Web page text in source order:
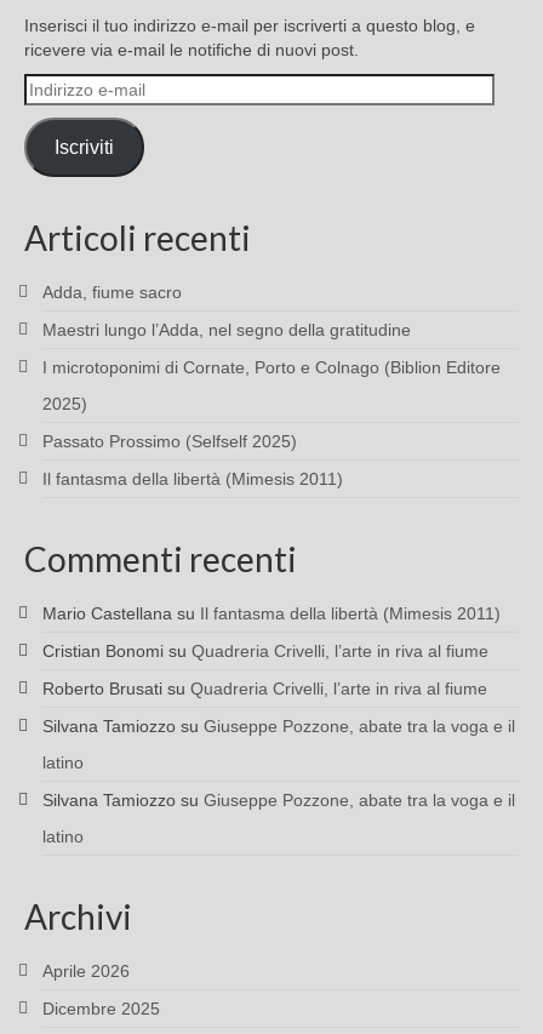
Inserisci il tuo indirizzo e-mail per iscriverti a questo blog, e
ricevere via e-mail le notifiche di nuovi post.
Indirizzo
e-
mail
Iscriviti
Articoli recenti
Adda, fiume sacro
Maestri lungo l’Adda, nel segno della gratitudine
I microtoponimi di Cornate, Porto e Colnago (Biblion Editore
2025)
Passato Prossimo (Selfself 2025)
Il fantasma della libertà (Mimesis 2011)
Commenti recenti
Mario Castellana su Il fantasma della libertà (Mimesis 2011)
Cristian Bonomi su Quadreria Crivelli, l’arte in riva al fiume
Roberto Brusati su Quadreria Crivelli, l’arte in riva al fiume
Silvana Tamiozzo su Giuseppe Pozzone, abate tra la voga e il
latino
Silvana Tamiozzo su Giuseppe Pozzone, abate tra la voga e il
latino
Archivi
Aprile 2026
Dicembre 2025